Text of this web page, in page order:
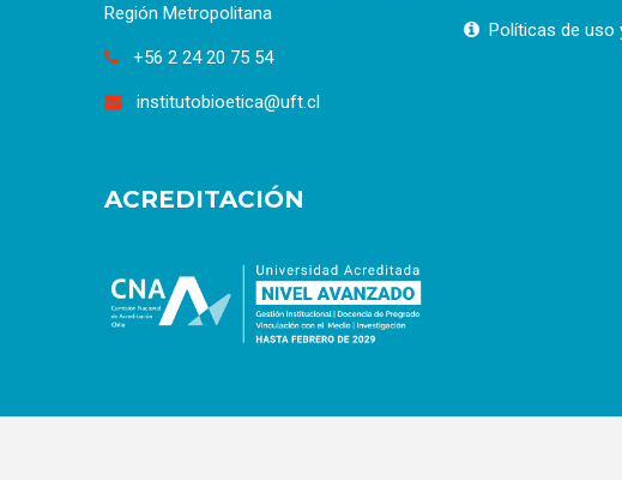
Región Metropolitana
+56 2 24 20 75 54
institutobioetica@uft.cl
ACREDITACIÓN
Políticas de uso